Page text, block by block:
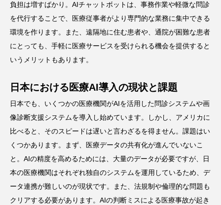
負担は増すばかり。AIチャットボットは、事務作業や軽微な問診
を代行することで、医療従事者がより専門的な業務に集中できる
環境を作ります。また、遠隔地に住む患者や、通院が困難な患者
にとっても、手軽に医療サービスを受けられる機会を提供すると
いうメリットもあります。
日本における医療AI導入の現状と課題
日本でも、いくつかの医療機関がAIを活用した問診システムや画
像診断支援システムを導入し始めています。しかし、アメリカに
比べると、そのスピードは遅いと言わざるを得ません。課題はい
くつかあります。まず、医療データの共有化が進んでいないこ
と。AIの精度を高めるためには、大量のデータが必要ですが、日
本の医療機関はそれぞれ独自のシステムを運用しているため、デ
ータ連携が難しいのが現状です。また、法規制や倫理的な問題も
クリアする必要があります。AIの判断ミスによる医療事故が起き